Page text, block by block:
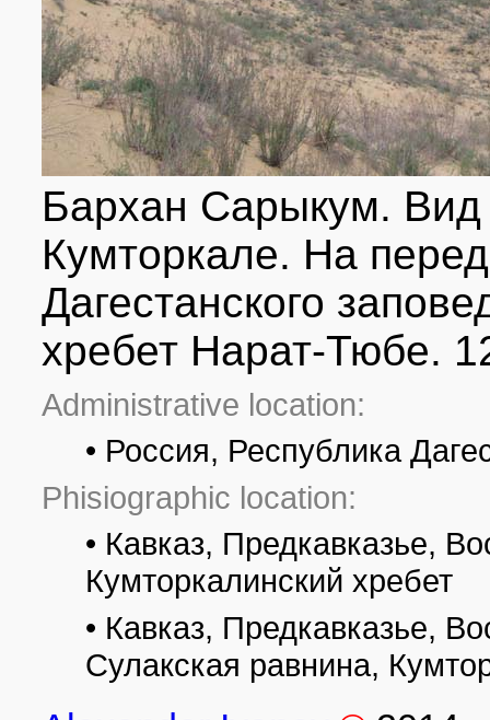
Бархан Сарыкум.
Кумторкале. На
Дагестанского
хребет Нарат-Тюбе.
Administrative location:
• Россия, Республика
Phisiographic location:
• Кавказ, Предкавказье,
Кумторкалинский хребет
• Кавказ, Предкавказье,
Сулакская равнина,